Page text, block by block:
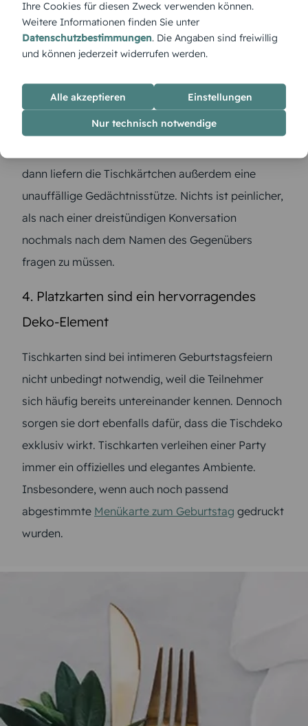
Seite an Seite gemütlich machen.
3. Namenskärtchen regen die Gespräche
Bereits bei der Suche nach dem eigenen Sitzplatz
entstehen oft spannende Unterhaltungen. Sind die
dann liefern die Tischkärtchen außerdem eine
unauffällige Gedächtnisstütze. Nichts ist peinlicher,
als nach einer dreistündigen Konversation
nochmals nach dem Namen des Gegenübers
fragen zu müssen.
4. Platzkarten sind ein hervorragendes
Deko-Element
Tischkarten sind bei intimeren Geburtstagsfeiern
nicht unbedingt notwendig, weil die Teilnehmer
sich häufig bereits untereinander kennen. Dennoch
sorgen sie dort ebenfalls dafür, dass die Tischdeko
exklusiv wirkt. Tischkarten verleihen einer Party
immer ein offizielles und elegantes Ambiente.
Insbesondere, wenn auch noch passend
abgestimmte Menükarte zum Geburtstag gedruckt
wurden.
Ihre Cookies für diesen Zweck verwenden können.
Weitere Informationen finden Sie unter
Datenschutzbestimmungen. Die Angaben sind freiwillig
und können jederzeit widerrufen werden.
Alle akzeptieren Einstellungen
Nur technisch notwendige